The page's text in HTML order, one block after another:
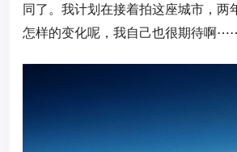
同了。我计划在接着拍这座城市，两
怎样的变化呢，我自己也很期待啊